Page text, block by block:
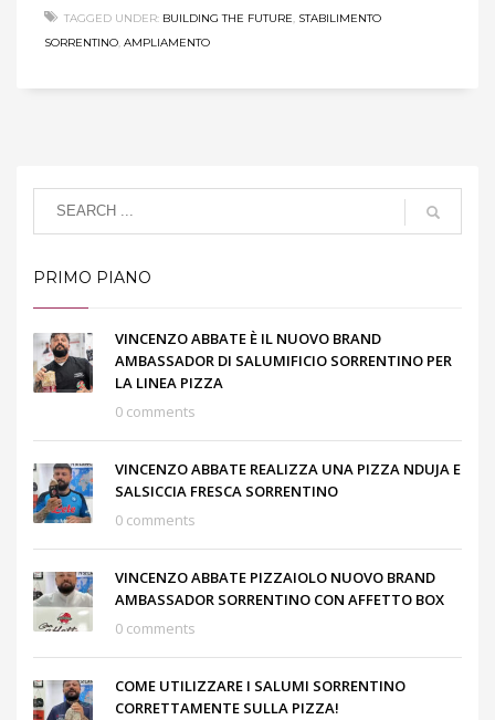
TAGGED UNDER: BUILDING THE FUTURE, STABILIMENTO
SORRENTINO, AMPLIAMENTO
PRIMO PIANO
VINCENZO ABBATE È IL NUOVO BRAND
AMBASSADOR DI SALUMIFICIO SORRENTINO PER
LA LINEA PIZZA
0 comments
VINCENZO ABBATE REALIZZA UNA PIZZA NDUJA E
SALSICCIA FRESCA SORRENTINO
0 comments
VINCENZO ABBATE PIZZAIOLO NUOVO BRAND
AMBASSADOR SORRENTINO CON AFFETTO BOX
0 comments
COME UTILIZZARE I SALUMI SORRENTINO
CORRETTAMENTE SULLA PIZZA!